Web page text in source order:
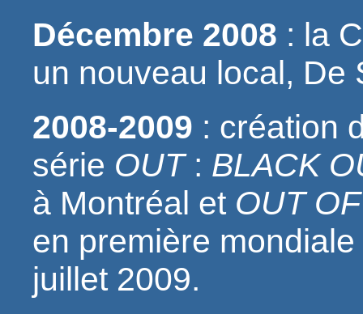
Décembre 2008 : la
un nouveau local, De
2008-2009 : création
série OUT: BLACK
à Montréal et OUT
en première
juillet 2009.